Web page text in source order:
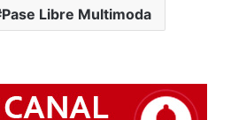
Pase Libre Multimoda